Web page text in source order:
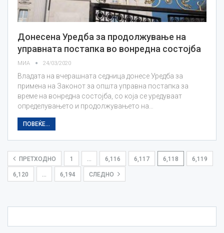
Донесена Уредба за продолжување на
управната постапка во вонредна состојба
МИА 24/03/2020
Владата на вчерашната седница донесе Уредба за
примена на Законот за општа управна постапка за
време на вонредна состојба, со која се уредуваат
определувањето и продолжувањето на…
ПОВЕЌЕ...
ПРЕТХОДНО 1 6,116 6,117 6,118 6,119
6,120 6,194 СЛЕДНО